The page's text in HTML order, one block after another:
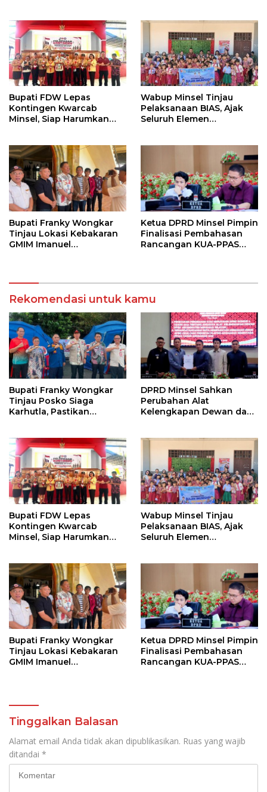
Bupati FDW Lepas
Kontingen Kwarcab
Minsel, Siap Harumkan
Wabup Minsel Tinjau
Pelaksanaan BIAS, Ajak
Seluruh Elemen
Bupati Franky Wongkar
Tinjau Lokasi Kebakaran
GMIM Imanuel
Ketua DPRD Minsel Pimpin
Finalisasi Pembahasan
Rancangan KUA-PPAS
Rekomendasi untuk kamu
Bupati Franky Wongkar
Tinjau Posko Siaga
Karhutla, Pastikan
DPRD Minsel Sahkan
Perubahan Alat
Kelengkapan Dewan dan
Bupati FDW Lepas
Kontingen Kwarcab
Minsel, Siap Harumkan
Wabup Minsel Tinjau
Pelaksanaan BIAS, Ajak
Seluruh Elemen
Bupati Franky Wongkar
Tinjau Lokasi Kebakaran
GMIM Imanuel
Ketua DPRD Minsel Pimpin
Finalisasi Pembahasan
Rancangan KUA-PPAS
Tinggalkan Balasan
Alamat email Anda tidak akan dipublikasikan. Ruas yang wajib
ditandai *